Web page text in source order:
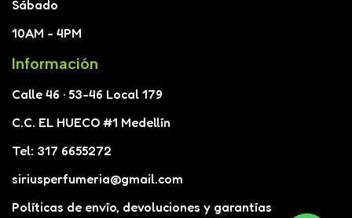
Sábado
10AM - 4PM
Información
Calle 46 · 53-46 Local 179
C.C. EL HUECO #1 Medellín
Tel: 317 6655272
siriusperfumeria@gmail.com
Políticas de envío, devoluciones y garantías